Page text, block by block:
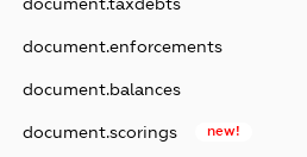
document.enforcements
document.balances
document.scorings new!